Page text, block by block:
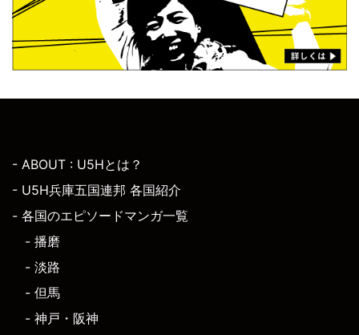
- ABOUT : U5Hとは？
- U5H兵庫五国連邦 各国紹介
- 各国のエピソードマンガ一覧
- 播磨
- 淡路
- 但馬
- 神戸・阪神